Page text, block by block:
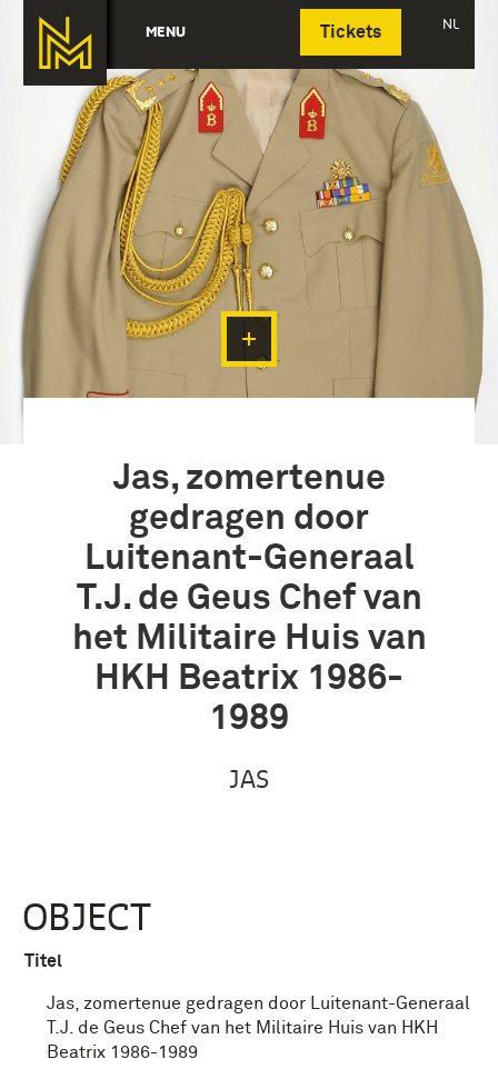
MENU Tickets NL
Deutsch
Jas, zomertenue
gedragen door
Luitenant-Generaal
T.J. de Geus Chef van
het Militaire Huis van
HKH Beatrix 1986-
1989
JAS
OBJECT
Titel
Jas, zomertenue gedragen door Luitenant-Generaal
T.J. de Geus Chef van het Militaire Huis van HKH
Beatrix 1986-1989